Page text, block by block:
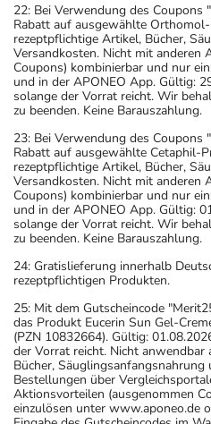
22: Bei Verwendung des
Rabatt auf ausgewählte
rezeptpflichtige Artikel, Bücher,
Versandkosten. Nicht mit anderen
Coupons) kombinierbar und nur
und in der APONEO App. Gültig:
solange der Vorrat reicht. Wir
zu beenden. Keine Barauszahlung.
23: Bei Verwendung des Coupons
Rabatt auf ausgewählte Cetaphil-
rezeptpflichtige Artikel, Bücher,
Versandkosten. Nicht mit anderen
Coupons) kombinierbar und nur
und in der APONEO App. Gültig:
solange der Vorrat reicht. Wir
zu beenden. Keine Barauszahlung.
24: Gratislieferung innerhalb
rezeptpflichtigen Produkten.
25: Mit dem Gutscheincode
das Produkt Eucerin Sun Gel-
(PZN 10832664). Gültig:
der Vorrat reicht. Nicht
Bücher,
Bestellungen über
Aktionsvorteilen (ausgenommen
einzulösen unter www.aponeo.de